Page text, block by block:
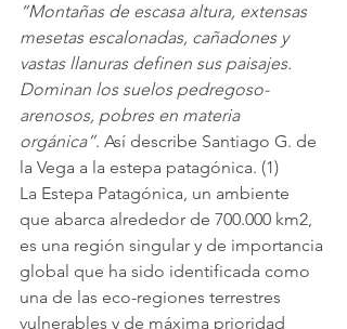
“Montañas de escasa altura, extensas
mesetas escalonadas, cañadones y
vastas llanuras definen sus paisajes.
Dominan los suelos pedregoso-
arenosos, pobres en materia
orgánica”. Así describe Santiago G. de
la Vega a la estepa patagónica. (1)
La Estepa Patagónica, un ambiente
que abarca alrededor de 700.000 km2,
es una región singular y de importancia
global que ha sido identificada como
una de las eco-regiones terrestres
vulnerables y de máxima prioridad